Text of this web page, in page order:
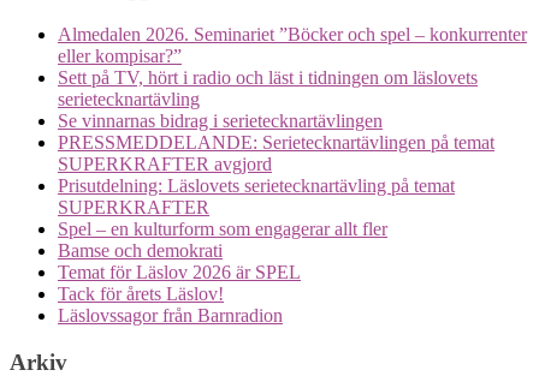
Almedalen 2026. Seminariet ”Böcker och spel – konkurrenter
eller kompisar?”
Sett på TV, hört i radio och läst i tidningen om läslovets
serietecknartävling
Se vinnarnas bidrag i serietecknartävlingen
PRESSMEDDELANDE: Serietecknartävlingen på temat
SUPERKRAFTER avgjord
Prisutdelning: Läslovets serietecknartävling på temat
SUPERKRAFTER
Spel – en kulturform som engagerar allt fler
Bamse och demokrati
Temat för Läslov 2026 är SPEL
Tack för årets Läslov!
Läslovssagor från Barnradion
Arkiv